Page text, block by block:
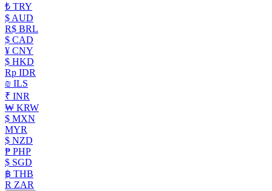
₺ TRY
$ AUD
R$ BRL
$ CAD
¥ CNY
$ HKD
Rp IDR
₪ ILS
₹ INR
₩ KRW
$ MXN
MYR
$ NZD
₱ PHP
$ SGD
฿ THB
R ZAR